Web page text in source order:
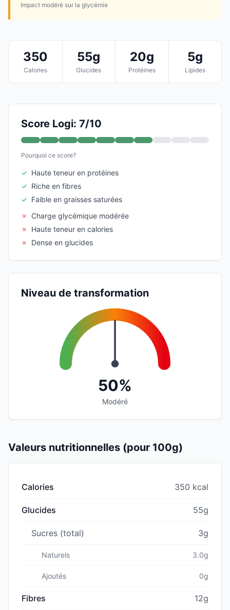
Impact modéré sur la glycémie
350
Calories
55g
Glucides
20g
Protéines
5g
Lipides
Score Logi: 7/10
Pourquoi ce score?
✓ Haute teneur en protéines
✓ Riche en fibres
✓ Faible en graisses saturées
✗
Charge glycémique modérée
✗
Haute teneur en calories
✗
Dense en glucides
Niveau de transformation
50%
Modéré
Valeurs nutritionnelles (pour 100g)
Calories 350 kcal
Glucides 55g
Sucres (total) 3g
Naturels 3.0g
Ajoutés 0g
Fibres 12g